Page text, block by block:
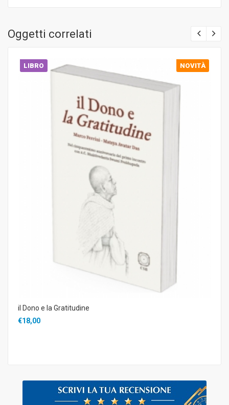
Oggetti correlati
LIBRO NOVITÀ
il Dono e la Gratitudine
€18,00